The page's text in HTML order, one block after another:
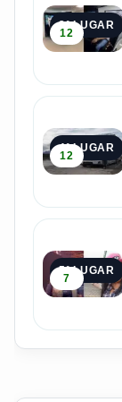
3º LUGAR
12
4º LUGAR
12
5º LUGAR
7